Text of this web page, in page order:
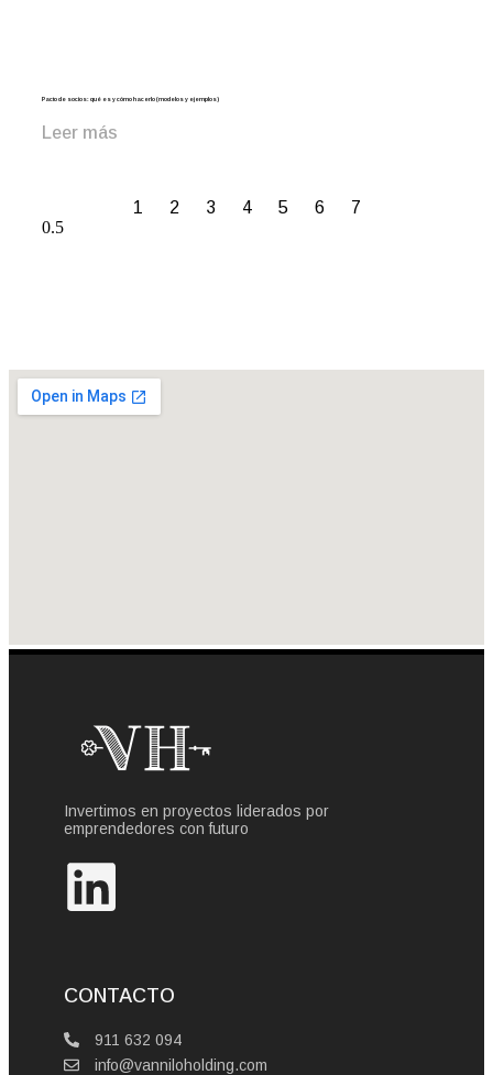
Pacto de socios: qué es y cómo hacerlo (modelos y ejemplos)
Leer más
1 2 3 4 5 6 7
Invertimos en proyectos liderados por
emprendedores con futuro
CONTACTO
911 632 094
info@vanniloholding.com